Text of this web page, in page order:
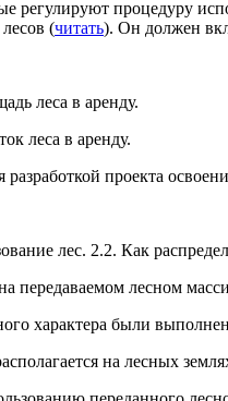
регулируют процедуру
(читать). Он должен
леса в аренду.
леса в аренду.
проекта
лес. 2.2. Как
передаваемом лесном
характера были
на лесных